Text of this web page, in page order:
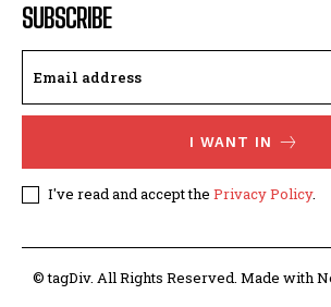
SUBSCRIBE
I WANT IN
I've read and accept the Privacy Policy.
© tagDiv. All Rights Reserved. Made with